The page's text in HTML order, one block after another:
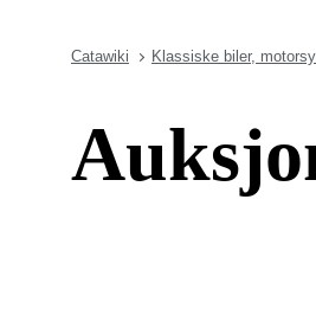
Catawiki Klassiske biler,